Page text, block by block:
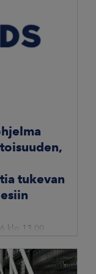
tukevan
klo 13.00